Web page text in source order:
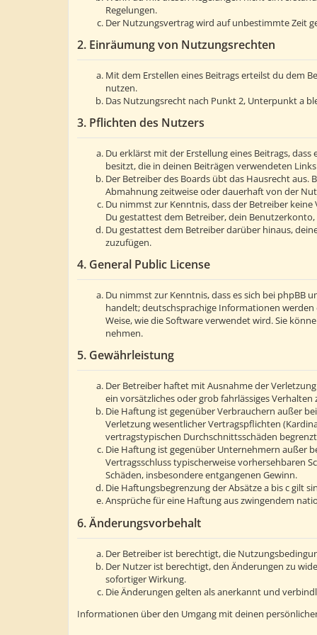
Regelungen.
Der Nutzungsvertrag wird auf unbestimmte Zeit
2. Einräumung von Nutzungsrechten
Mit dem Erstellen eines Beitrags erteilst du dem
nutzen.
Das Nutzungsrecht nach Punkt 2, Unterpunkt a
3. Pflichten des Nutzers
Du erklärst mit der Erstellung eines Beitrags,
besitzt, die in deinen Beiträgen verwendeten
Der Betreiber des Boards übt das Hausrecht
Abmahnung zeitweise oder dauerhaft von der
Du nimmst zur Kenntnis, dass der Betreiber
Du gestattest dem Betreiber, dein
Du gestattest dem Betreiber darüber hinaus,
zuzufügen.
4. General Public License
Du nimmst zur Kenntnis, dass es sich bei phpBB
handelt; deutschsprachige Informationen
Weise, wie die Software verwendet wird. Sie
nehmen.
5. Gewährleistung
Der Betreiber haftet mit Ausnahme der
ein vorsätzliches oder grob fahrlässiges
Die Haftung ist gegenüber Verbrauchern außer
Verletzung wesentlicher Vertragspflichten
vertragstypischen Durchschnittsschäden
Die Haftung ist gegenüber Unternehmern außer
Vertragsschluss typischerweise vorhersehbaren
Schäden, insbesondere entgangenen Gewinn.
Die Haftungsbegrenzung der Absätze a bis c gilt
Ansprüche für eine Haftung aus zwingendem
6. Änderungsvorbehalt
Der Betreiber ist berechtigt, die
Der Nutzer ist berechtigt, den Änderungen zu
sofortiger Wirkung.
Die Änderungen gelten als anerkannt und
Informationen über den Umgang mit deinen